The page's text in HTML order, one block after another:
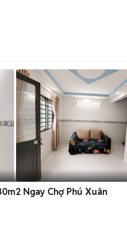
Ngay Chợ Phú Xuân